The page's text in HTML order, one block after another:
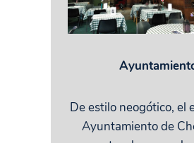
De estilo neogótico, el
Ayuntamiento de